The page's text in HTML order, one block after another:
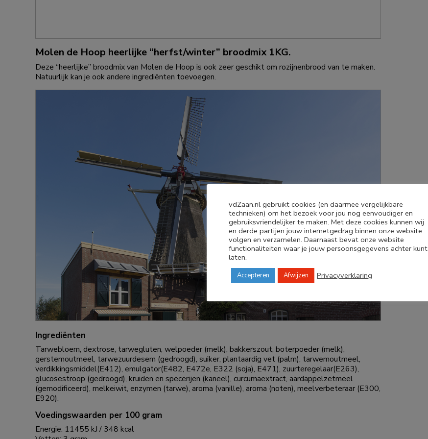
Molen de Hoop heerlijke “herfst/winter” broodmix 1KG.
Deze “heerlijke” broodmix van Molen de Hoop is ook zeer geschikt om rozijnenbrood van te maken.
Natuurlijk kan je ook andere ingrediënten toevoegen.
Ingrediënten
Tarwebloem, dextrose, tarwegluten, welpoeder (melk), bakkerszout, boterpoeder (melk),
gerstemoutmeel, tarwezuurdesem (gedroogd), suiker, plantaardig vet (palm), tarwemoutmeel,
verdikkingsmiddel(E412), emulgator(E482, E472e, E322 (soja), E471), zuurteregelaar(E263),
glucosestroop (gedroogd), kruiden en specerijen (kaneel), curcumaextract, aardappelzetmeel
(gemodificeerd), melkeiwit, enzymen (tarwe), aroma (vanille), aroma (noten), meelverbeteraar (E300,
E920).
Voedingswaarden per 100 gram
Energie: 11455 kJ / 348 kcal
vdZaan.nl gebruikt cookies (en daarmee vergelijkbare
technieken) om het bezoek voor jou nog eenvoudiger en
gebruiksvriendelijker te maken. Met deze cookies kunnen wij
en derde partijen jouw internetgedrag binnen onze website
volgen en verzamelen. Daarnaast bevat onze website
functionaliteiten waar je jouw persoonsgegevens achter kunt
laten.
Accepteren Afwijzen Privacyverklaring